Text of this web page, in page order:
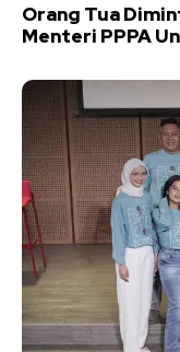
Orang Tua
Menteri PPPA